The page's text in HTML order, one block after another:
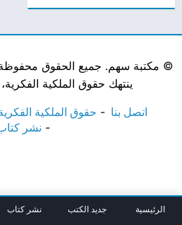
© مكتبة سهم. جميع الحقوق
ينتهك حقوق الملكية الفكرية،
اتصل بنا حقوق الملكية
نشر
الرئيسية جديد الكتب نشر كتاب